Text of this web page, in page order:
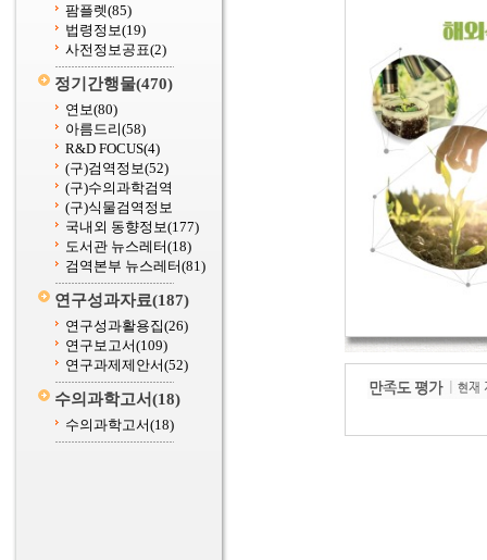
팜플렛(85)
법령정보(19)
사전정보공표(2)
정기간행물(470)
연보(80)
아름드리(58)
R&D FOCUS(4)
(구)검역정보(52)
(구)수의과학검역
(구)식물검역정보
국내외 동향정보(177)
도서관 뉴스레터(18)
검역본부 뉴스레터(81)
연구성과자료(187)
연구성과활용집(26)
연구보고서(109)
연구과제제안서(52)
수의과학고서(18)
수의과학고서(18)